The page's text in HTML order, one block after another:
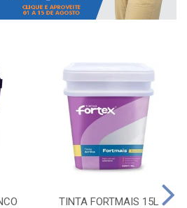
TINTA FORTMAIS 15L